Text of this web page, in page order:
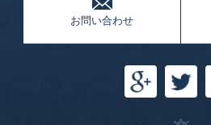
お問い合わせ